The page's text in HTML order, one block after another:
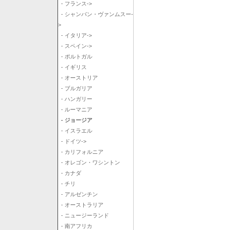
- フランス->
- シャンパン・ヴァンムスー-
>
- イタリア->
- スペイン->
- ポルトガル
- イギリス
- オーストリア
- ブルガリア
- ハンガリー
- ルーマニア
- ジョージア
- イスラエル
- ドイツ->
- カリフォルニア
- オレゴン・ワシントン
- カナダ
- チリ
- アルゼンチン
- オーストラリア
- ニュージーランド
- 南アフリカ